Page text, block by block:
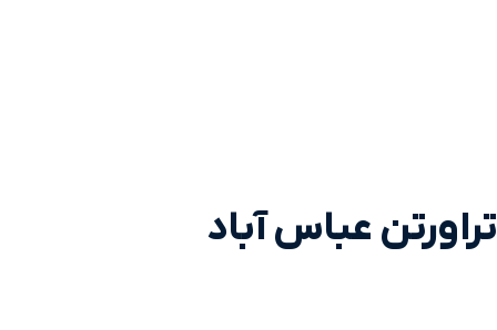
تراورتن عباس آباد